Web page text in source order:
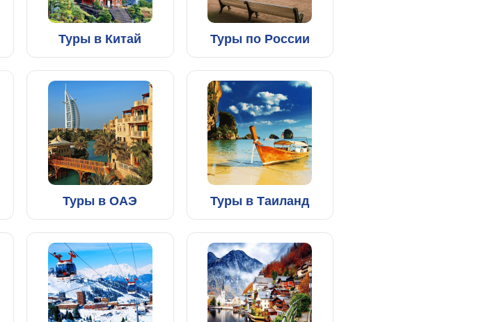
Туры в Китай Туры по России
Туры в ОАЭ Туры в Таиланд